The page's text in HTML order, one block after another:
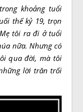
khoảng tuổi
thế kỷ 19, trọn
tôi ra đi ở tuổi
nữa. Nhưng có
qua đời, mà tôi
lời trăn trối